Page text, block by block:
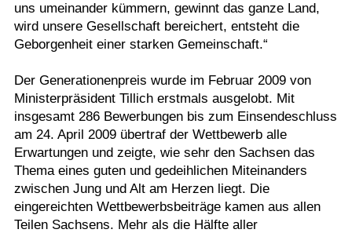
uns umeinander kümmern, gewinnt das ganze Land,
wird unsere Gesellschaft bereichert, entsteht die
Geborgenheit einer starken Gemeinschaft.“
Der Generationenpreis wurde im Februar 2009 von
Ministerpräsident Tillich erstmals ausgelobt. Mit
insgesamt 286 Bewerbungen bis zum Einsendeschluss
am 24. April 2009 übertraf der Wettbewerb alle
Erwartungen und zeigte, wie sehr den Sachsen das
Thema eines guten und gedeihlichen Miteinanders
zwischen Jung und Alt am Herzen liegt. Die
eingereichten Wettbewerbsbeiträge kamen aus allen
Teilen Sachsens. Mehr als die Hälfte aller